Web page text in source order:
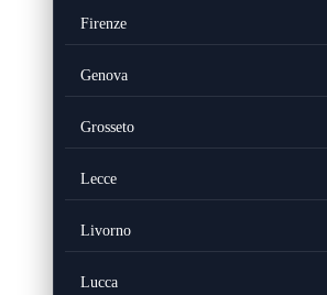
Firenze
Genova
Grosseto
Lecce
Livorno
Lucca